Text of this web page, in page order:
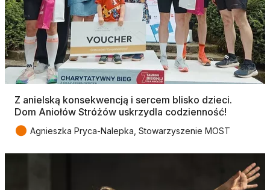
Z anielską konsekwencją i sercem blisko dzieci.
Dom Aniołów Stróżów uskrzydla codzienność!
● Agnieszka Pryca-Nalepka, Stowarzyszenie MOST